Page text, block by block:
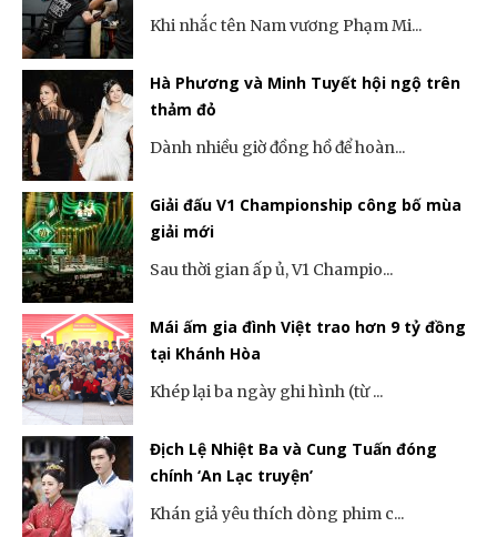
Khi nhắc tên Nam vương Phạm Mi...
Hà Phương và Minh Tuyết hội ngộ trên
thảm đỏ
Dành nhiều giờ đồng hồ để hoàn...
Giải đấu V1 Championship công bố mùa
giải mới
Sau thời gian ấp ủ, V1 Champio...
Mái ấm gia đình Việt trao hơn 9 tỷ đồng
tại Khánh Hòa
Khép lại ba ngày ghi hình (từ ...
Địch Lệ Nhiệt Ba và Cung Tuấn đóng
chính ‘An Lạc truyện’
Khán giả yêu thích dòng phim c...